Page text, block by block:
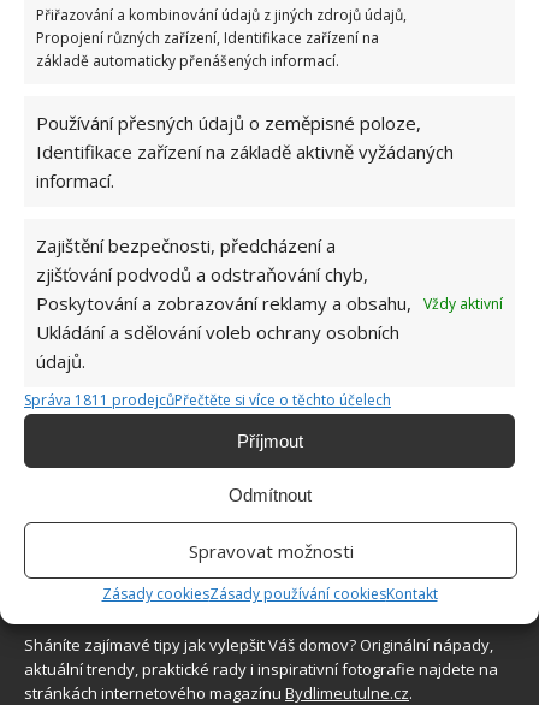
Přiřazování a kombinování údajů z jiných zdrojů údajů,
Propojení různých zařízení, Identifikace zařízení na
základě automaticky přenášených informací.
Používání přesných údajů o zeměpisné poloze,
Identifikace zařízení na základě aktivně vyžádaných
informací.
Zajištění bezpečnosti, předcházení a
zjišťování podvodů a odstraňování chyb,
Poskytování a zobrazování reklamy a obsahu,
Ukládání a sdělování voleb ochrany osobních
údajů.
Vždy aktivní
Správa 1811 prodejcůPřečtěte si více o těchto účelech
Příjmout
Odmítnout
Spravovat možnosti
Zásady cookiesZásady používání cookiesKontakt
ŽHAVÉ NOVINKY
Tyto rostliny odpuzují klíšťata. Ujistěte se, že je
7.8.2026
7.8.2026
Využití dešťové vody v domácnosti: Tři
způsoby, jak její měkkost promění váš úklid
Sháníte zajímavé tipy jak vylepšit Váš domov? Originální nápady,
aktuální trendy, praktické rady i inspirativní fotografie najdete na
stránkách internetového magazínu Bydlimeutulne.cz.